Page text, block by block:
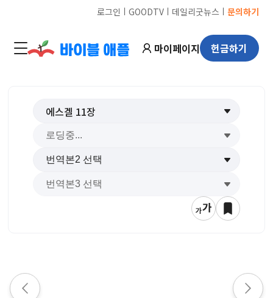
로그인 ㅣ GOODTVㅣ 데일리굿뉴스 ㅣ 문의하기
마이페이지 헌금하기
에스겔 11장